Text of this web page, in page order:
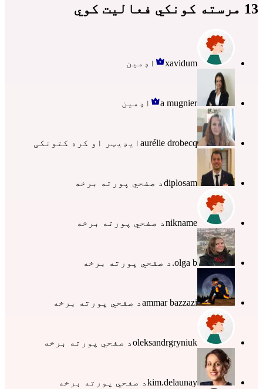
13 مرسته کونکي فعالیت کوي
xavidum اډمین
a mugnier اډمین
aurélie drobecq ایډیټر او کره کتونکی
diplosamد صفحي پورته برخه
niknameد صفحي پورته برخه
olga b. د صفحي پورته برخه
ammar bazzaziد صفحي پورته برخه
oleksandrgryniukد صفحي پورته برخه
kim.delaunayد صفحي پورته برخه